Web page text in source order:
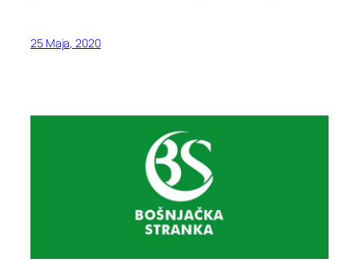
25 Maja, 2020